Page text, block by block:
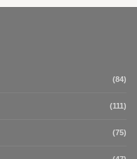
(84)
(111)
(75)